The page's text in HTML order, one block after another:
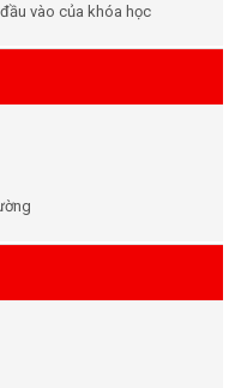
vào của khóa học